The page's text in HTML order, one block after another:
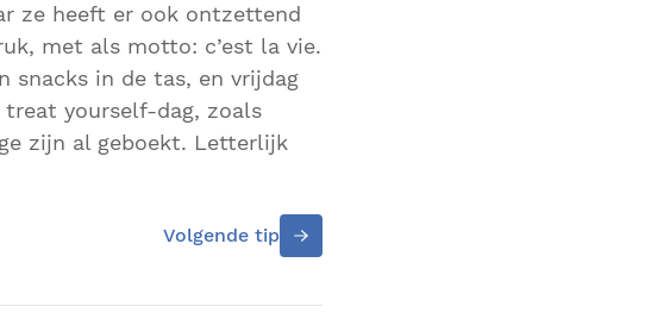
ze heeft er ook ontzettend
met als motto: c’est la vie.
snacks in de tas, en vrijdag
treat yourself-dag, zoals
zijn al geboekt. Letterlijk
Volgende tip